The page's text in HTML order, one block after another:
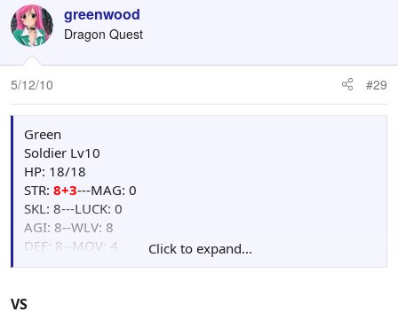
greenwood
Dragon Quest
5/12/10 #29
Green
Soldier Lv10
HP: 18/18
STR: 8+3---MAG: 0
SKL: 8---LUCK: 0
AGI: 8--WLV: 8
DEF: 8--MOV: 4
EXP: 11
Weapon : Iron Spear[+3AGI,+2WLV](37/60),
Click to expand...
VS